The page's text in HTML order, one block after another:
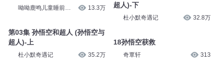
呦呦鹿鸣儿童睡前故
13.3万
第03集 孙悟空和超人 (孙悟空与
超人)-上
杜小默奇遇记 35.2万
超人)-下
杜小默奇遇记 32.8万
18孙悟空获救
奇覃轩 313